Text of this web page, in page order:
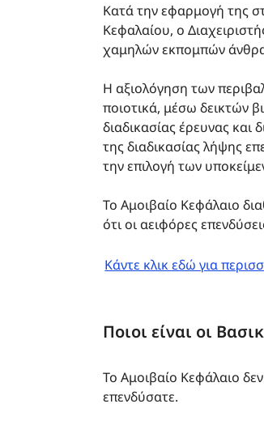
Κατά την εφαρμογή της
Κεφαλαίου, ο
χαμηλών εκπομπών
Η αξιολόγηση των
ποιοτικά, μέσω δεικτών
διαδικασίας έρευνας και
της διαδικασίας λήψης
την επιλογή των
Το Αμοιβαίο Κεφάλαιο
ότι οι αειφόρες
Κάντε κλικ εδώ για
Ποιοι είναι οι
Το Αμοιβαίο Κεφάλαιο
επενδύσατε.